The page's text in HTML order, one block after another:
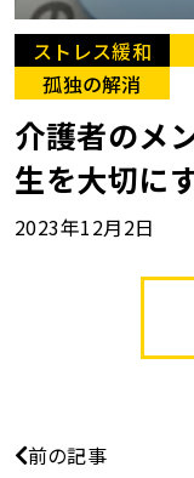
ストレス緩和
孤独の解消
介護者のメ
生を大切に
2023年12月2日
前の記事